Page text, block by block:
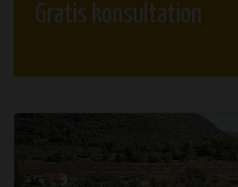
Gratis konsultation